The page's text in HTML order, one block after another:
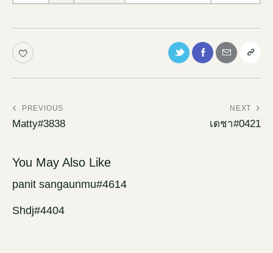
PREVIOUS
Matty#3838
NEXT
เดชา#0421
You May Also Like
panit sangaunmu#4614
Shdj#4404